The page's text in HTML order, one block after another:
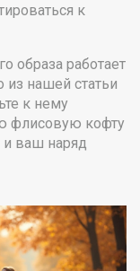
к
образа работает
нашей статьи
к нему
флисовую кофту
и ваш наряд